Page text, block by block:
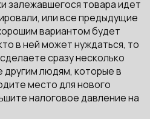
залежавшегося товара идет
или все предыдущие
вариантом будет
в ней может нуждаться, то
сразу несколько
людям, которые в
место для нового
налоговое давление на